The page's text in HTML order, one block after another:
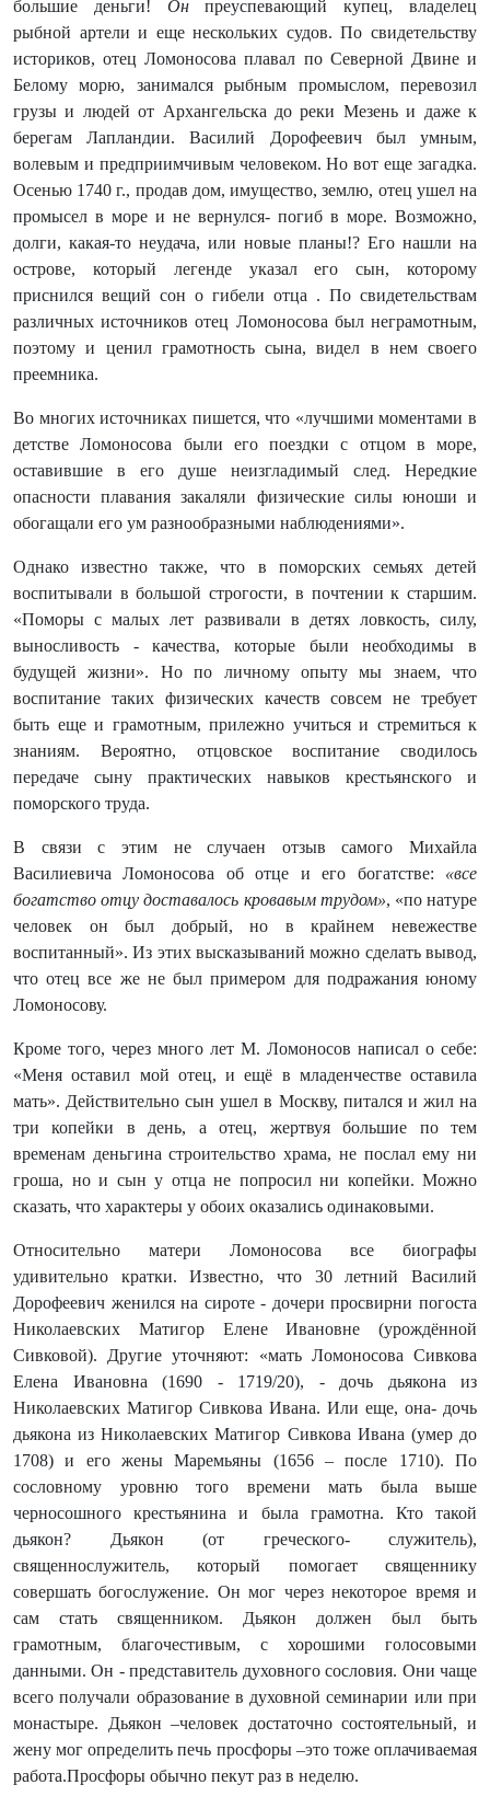
большие деньги! Онпреуспевающий купец, владелец
рыбной артели и еще нескольких судов. По свидетельству
историков, отец Ломоносова плавал по Северной Двине и
Белому морю, занимался рыбным промыслом, перевозил
грузы и людей от Архангельска до реки Мезень и даже к
берегам Лапландии. Василий Дорофеевич был умным,
волевым и предприимчивым человеком. Но вот еще загадка.
Осенью 1740 г., продав дом, имущество, землю, отец ушел на
промысел в море и не вернулся- погиб в море. Возможно,
долги, какая-то неудача, или новые планы!? Его нашли на
острове, который легенде указал его сын, которому
приснился вещий сон о гибели отца . По свидетельствам
различных источников отец Ломоносова был неграмотным,
поэтому и ценил грамотность сына, видел в нем своего
преемника.
Во многих источниках пишется, что «лучшими моментами в
детстве Ломоносова были его поездки с отцом в море,
оставившие в его душе неизгладимый след. Нередкие
опасности плавания закаляли физические силы юноши и
обогащали его ум разнообразными наблюдениями».
Однако известно также, что в поморских семьях детей
воспитывали в большой строгости, в почтении к старшим.
«Поморы с малых лет развивали в детях ловкость, силу,
выносливость - качества, которые были необходимы в
будущей жизни». Но по личному опыту мы знаем, что
воспитание таких физических качеств совсем не требует
быть еще и грамотным, прилежно учиться и стремиться к
знаниям. Вероятно, отцовское воспитание сводилось
передаче сыну практических навыков крестьянского и
поморского труда.
В связи с этим не случаен отзыв самого Михайла
Василиевича Ломоносова об отце и его богатстве: «все
богатство отцу доставалось кровавым трудом», «по натуре
человек он был добрый, но в крайнем невежестве
воспитанный». Из этих высказываний можно сделать вывод,
что отец все же не был примером для подражания юному
Ломоносову.
Кроме того, через много лет М. Ломоносов написал о себе:
«Меня оставил мой отец, и ещё в младенчестве оставила
мать». Действительно сын ушел в Москву, питался и жил на
три копейки в день, а отец, жертвуя большие по тем
временам деньгина строительство храма, не послал ему ни
гроша, но и сын у отца не попросил ни копейки. Можно
сказать, что характеры у обоих оказались одинаковыми.
Относительно матери Ломоносова все биографы
удивительно кратки. Известно, что 30 летний Василий
Дорофеевич женился на сироте - дочери просвирни погоста
Николаевских Матигор Елене Ивановне (урождённой
Сивковой). Другие уточняют: «мать Ломоносова Сивкова
Елена Ивановна (1690 - 1719/20), - дочь дьякона из
Николаевских Матигор Сивкова Ивана. Или еще, она- дочь
дьякона из Николаевских Матигор Сивкова Ивана (умер до
1708) и его жены Маремьяны (1656 – после 1710). По
сословному уровню того времени мать была выше
черносошного крестьянина и была грамотна. Кто такой
дьякон? Дьякон (от греческого- служитель),
священнослужитель, который помогает священнику
совершать богослужение. Он мог через некоторое время и
сам стать священником. Дьякон должен был быть
грамотным, благочестивым, с хорошими голосовыми
данными. Он - представитель духовного сословия. Они чаще
всего получали образование в духовной семинарии или при
монастыре. Дьякон –человек достаточно состоятельный, и
жену мог определить печь просфоры –это тоже оплачиваемая
работа.Просфоры обычно пекут раз в неделю.